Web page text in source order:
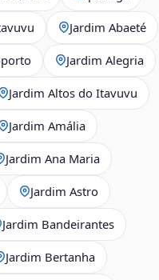
Jardim Abaeté
Jardim Alegria
Jardim Altos do Itavuvu
Jardim Amália
Jardim Ana Maria
Jardim Astro
Jardim Bandeirantes
Jardim Bertanha